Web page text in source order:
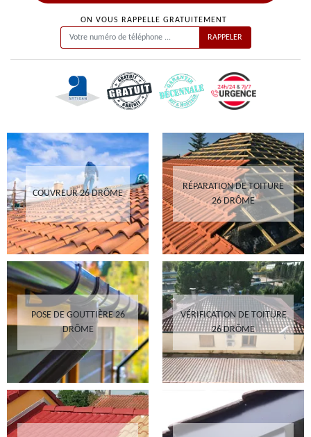
ON VOUS RAPPELLE GRATUITEMENT
COUVREUR 26 DRÔME
RÉPARATION DE TOITURE
26 DRÔME
POSE DE GOUTTIÈRE 26
DRÔME
VÉRIFICATION DE TOITURE
26 DRÔME